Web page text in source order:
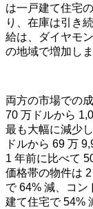
は一戸建て住宅
り、在庫は引き
給は、ダイヤモ
の地域で増加しま
両方の市場での
70 万ドルから
最も大幅に減少
ドルから 69 万
1 年前に比べて
価格帯の物件は 2
で64% 減、コン
建て住宅で54%